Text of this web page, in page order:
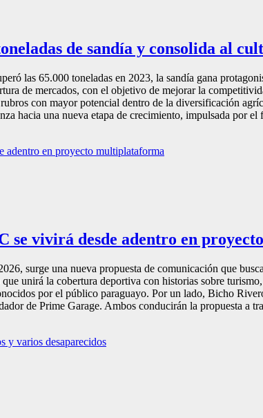
de sandía y consolida al
las 65.000 toneladas en 2023, la sandía gana
de mercados, con el objetivo de mejorar la
con mayor potencial dentro de la diversificación
hacia una nueva etapa de crecimiento, impulsada por
se vivirá desde adentro en
surge una nueva propuesta de comunicación que
unirá la cobertura deportiva con historias sobre
por el público paraguayo. Por un lado, Bicho
de Prime Garage. Ambos conducirán la propuesta a